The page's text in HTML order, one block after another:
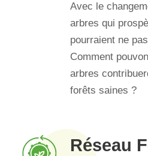
Avec le
arbres qui
pourraient ne
Comment
arbres
forêts saines ?
Réseau